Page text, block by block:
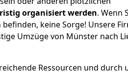
organisiert werden. Wenn
keine Sorge! Unsere
Umzüge von Münster nach
Ressourcen und durch